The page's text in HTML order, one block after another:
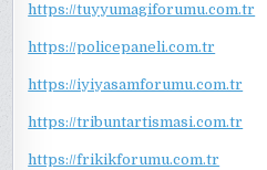
https://tuyyumagiforumu.com.tr
https://policepaneli.com.tr
https://iyiyasamforumu.com.tr
https://tribuntartismasi.com.tr
https://frikikforumu.com.tr